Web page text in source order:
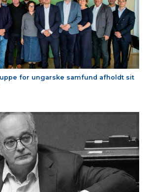
for ungarske samfund afholdt sit